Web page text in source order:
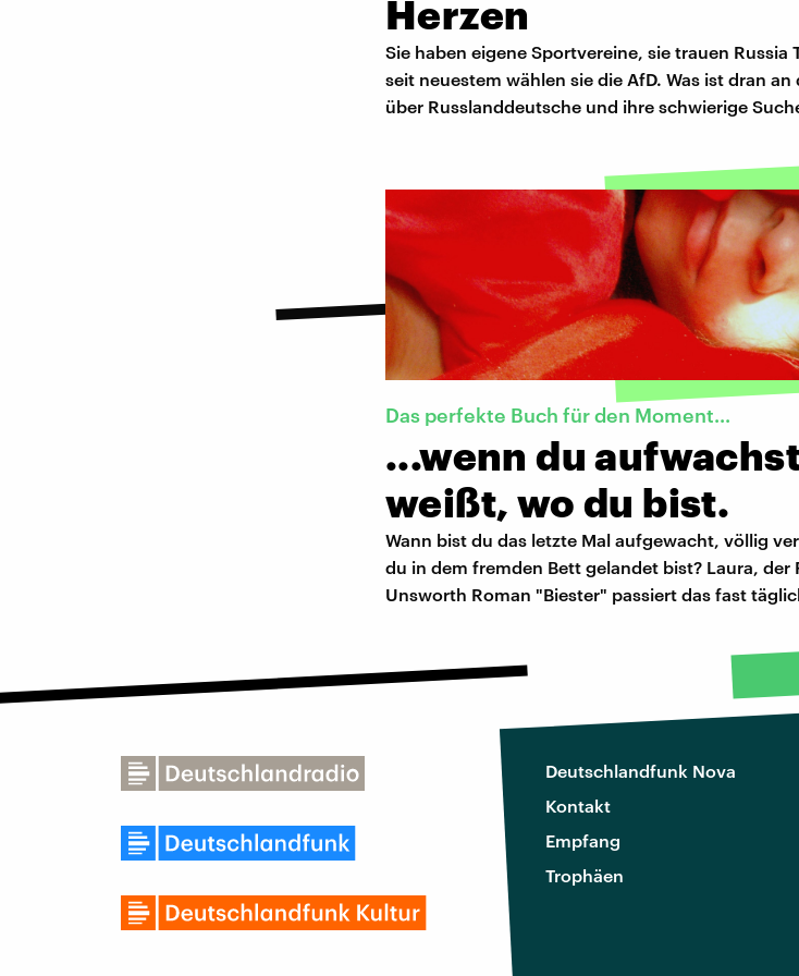
Herzen
Sie haben eigene Sportvereine, sie trauen Russia
seit neuestem wählen sie die AfD. Was ist dran
über Russlanddeutsche und ihre schwierige
Das perfekte Buch für den Moment...
...wenn du
weißt, wo du bist.
Wann bist du das letzte Mal aufgewacht, völlig
du in dem fremden Bett gelandet bist? Laura, der
Unsworth Roman "Biester" passiert das fast
Deutschlandfunk Nova
Kontakt
Empfang
Trophäen